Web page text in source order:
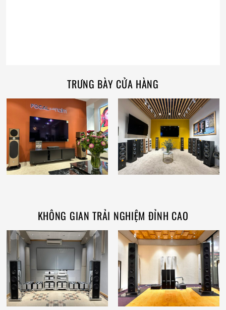
TRƯNG BÀY CỬA HÀNG
KHÔNG GIAN TRẢI NGHIỆM ĐỈNH CAO